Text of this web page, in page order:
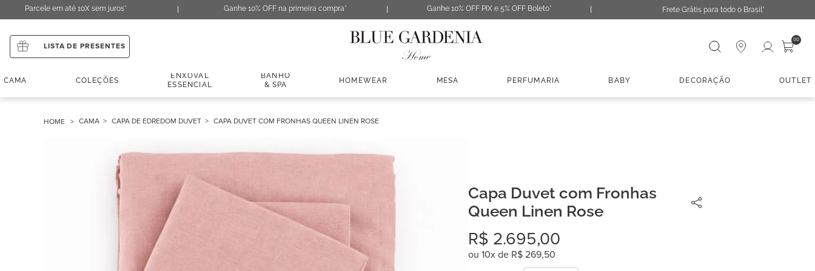
Parcele em até 10X sem juros* Ganhe 10% OFF na primeira compra* Ganhe 10% OFF PIX e 5% OFF Boleto* Frete Grátis para todo o Brasil*
LISTA DE PRESENTES
Digite sua busca 00
CAMA COLEÇÕES
ENXOVAL
ESSENCIAL
BANHO
& SPA
HOMEWEAR MESA PERFUMARIA BABY DECORAÇÃO OUTLET
CAMA CAPA DE EDREDOM DUVET CAPA DUVET COM FRONHAS QUEEN LINEN ROSE
Capa Duvet com Fronhas
Queen Linen Rose
R$ 2.695,00
ou 10x de R$ 269,50